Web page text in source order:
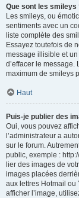
Que sont les smileys
Les smileys, ou
sentiments avec un
liste complète des
Essayez toutefois de
message illisible et
d’effacer le message.
maximum de smileys
Haut
Puis-je publier des
Oui, vous pouvez
l’administrateur a
sur le forum.
public, exemple :
lier des images de
images placées
aux lettres Hotmail ou
afficher l’image,